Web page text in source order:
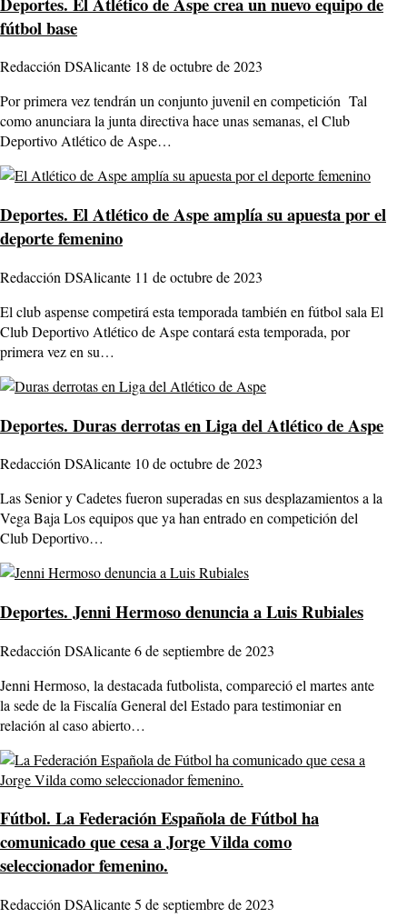
fútbol base
Redacción DSAlicante 18 de octubre de 2023
Por primera vez tendrán un conjunto juvenil en competición Tal
como anunciara la junta directiva hace unas semanas, el Club
Deportivo Atlético de Aspe…
Deportes. El Atlético de Aspe amplía su apuesta por el
deporte femenino
Redacción DSAlicante 11 de octubre de 2023
El club aspense competirá esta temporada también en fútbol sala El
Club Deportivo Atlético de Aspe contará esta temporada, por
primera vez en su…
Deportes. Duras derrotas en Liga del Atlético de Aspe
Redacción DSAlicante 10 de octubre de 2023
Las Senior y Cadetes fueron superadas en sus desplazamientos a la
Vega Baja Los equipos que ya han entrado en competición del
Club Deportivo…
Deportes. Jenni Hermoso denuncia a Luis Rubiales
Redacción DSAlicante6 de septiembre de 2023
Jenni Hermoso, la destacada futbolista, compareció el martes ante
la sede de la Fiscalía General del Estado para testimoniar en
relación al caso abierto…
Fútbol. La Federación Española de Fútbol ha
comunicado que cesa a Jorge Vilda como
seleccionador femenino.
Redacción DSAlicante5 de septiembre de 2023